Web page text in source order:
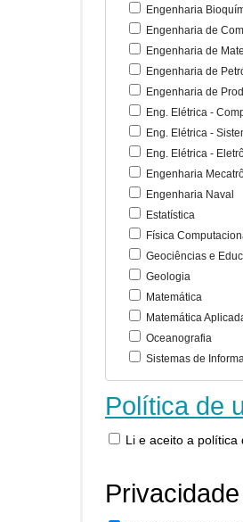
Engenharia
Engenharia de
Engenharia de
Engenharia de
Engenharia de
Eng. Elétrica -
Eng. Elétrica -
Eng. Elétrica -
Engenharia
Engenharia Naval
Estatística
Física
Geociências e
Geologia
Matemática
Matemática
Oceanografia
Sistemas de
Política de
Li e aceito a política